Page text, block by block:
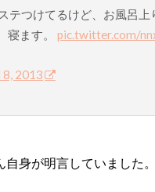
テつけてるけど、お風呂
寝ます。 pic.twitter.com/
8, 2013
身が明言していました。